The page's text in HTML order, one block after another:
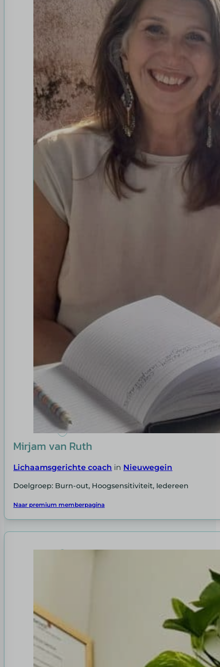
Mirjam van Ruth
Lichaamsgerichte coach in Nieuwegein
Doelgroep: Burn-out, Hoogsensitiviteit, Iedereen
Naar premium memberpagina